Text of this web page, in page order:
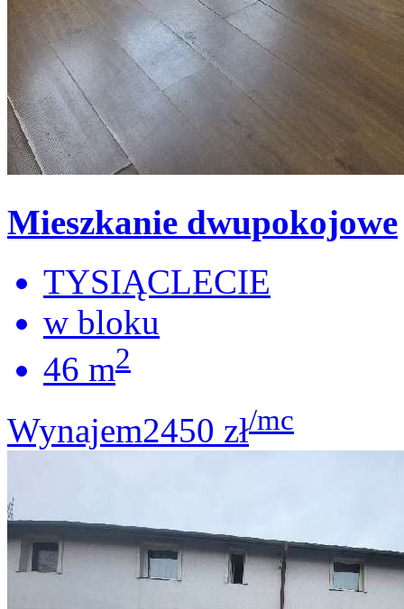
Mieszkanie dwupokojowe
TYSIĄCLECIE
w bloku
46 m2
Wynajem2450 zł/mc